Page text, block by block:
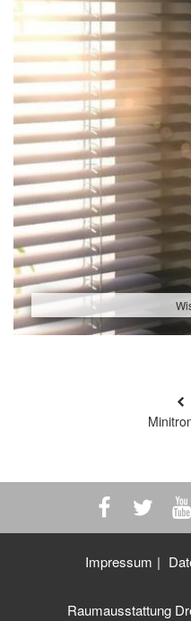
Impressum
Raumausstattung